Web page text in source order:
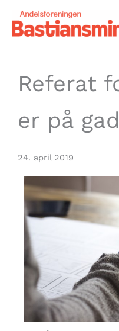
indholdet
Referat
er på
24. april 2019